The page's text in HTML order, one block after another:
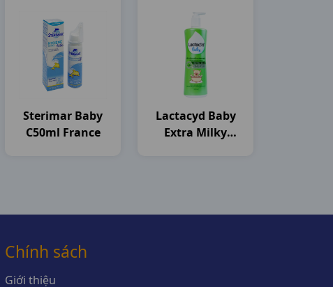
Sterimar Baby
C50ml France
Lactacyd Baby
Extra Milky
Chính sách
Giới thiệu